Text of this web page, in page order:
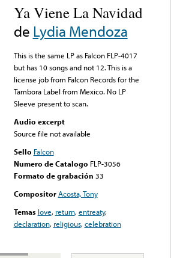
Ya Viene La Navidad
de Lydia Mendoza
This is the same LP as Falcon FLP-4017
but has 10 songs and not 12. This is a
license job from Falcon Records for the
Tambora Label from Mexico. No LP
Sleeve present to scan.
Audio excerpt
Source file not available
Sello Falcon
Numero de Catalogo FLP-3056
Formato de grabación 33
Compositor Acosta, Tony
Temas love, return,entreaty,
declaration, religious,celebration